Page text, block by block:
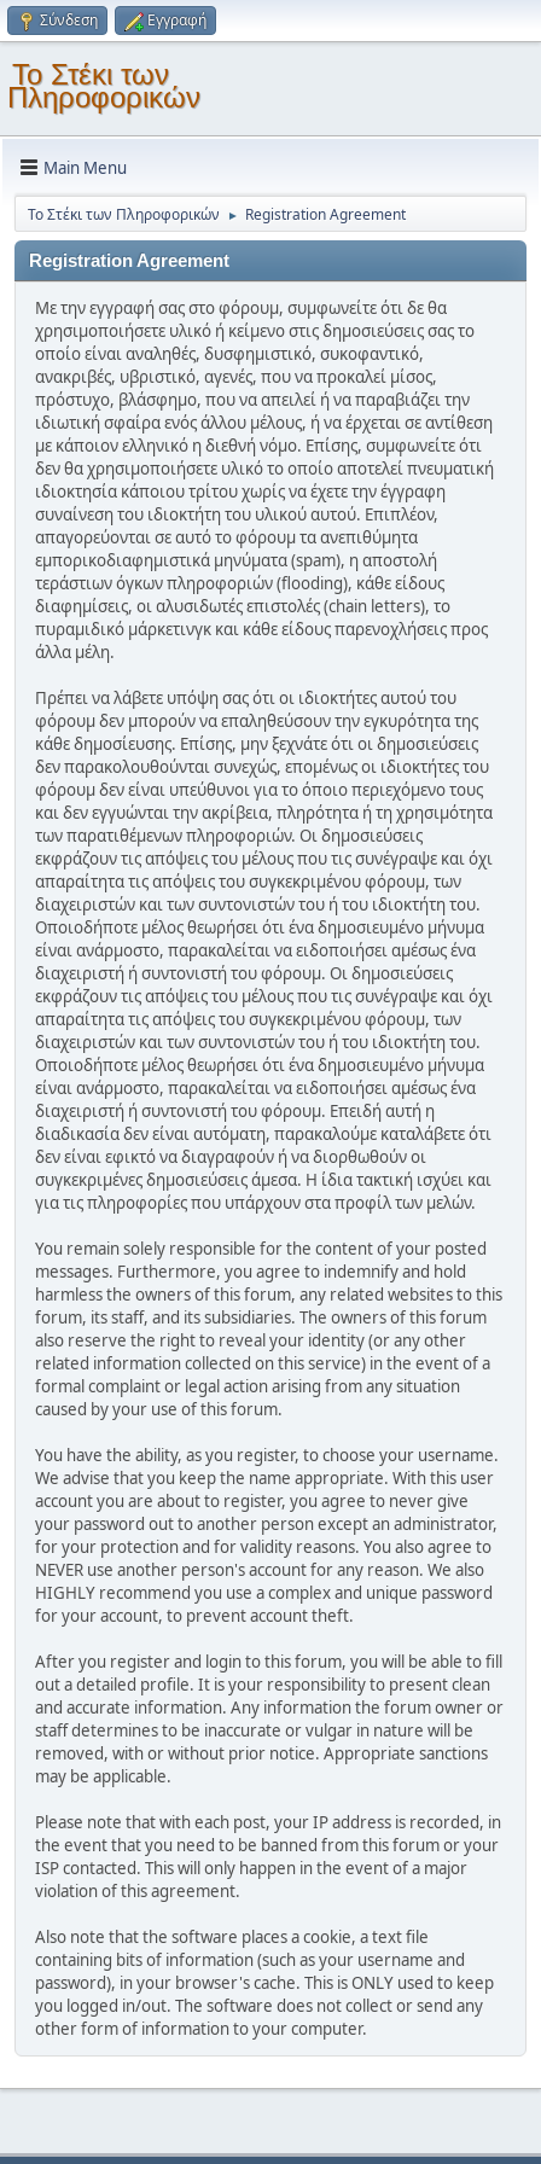
Σύνδεση Εγγραφή
Το Στέκι των
Πληροφορικών
Main Menu
Το Στέκι των Πληροφορικών ► Registration Agreement
Registration Agreement
Με την εγγραφή σας στο φόρουμ, συμφωνείτε ότι δε θα
χρησιμοποιήσετε υλικό ή κείμενο στις δημοσιεύσεις σας το
οποίο είναι αναληθές, δυσφημιστικό, συκοφαντικό,
ανακριβές, υβριστικό, αγενές, που να προκαλεί μίσος,
πρόστυχο, βλάσφημο, που να απειλεί ή να παραβιάζει την
ιδιωτική σφαίρα ενός άλλου μέλους, ή να έρχεται σε αντίθεση
με κάποιον ελληνικό η διεθνή νόμο. Επίσης, συμφωνείτε ότι
δεν θα χρησιμοποιήσετε υλικό το οποίο αποτελεί πνευματική
ιδιοκτησία κάποιου τρίτου χωρίς να έχετε την έγγραφη
συναίνεση του ιδιοκτήτη του υλικού αυτού. Επιπλέον,
απαγορεύονται σε αυτό το φόρουμ τα ανεπιθύμητα
εμπορικοδιαφημιστικά μηνύματα (spam), η αποστολή
τεράστιων όγκων πληροφοριών (flooding), κάθε είδους
διαφημίσεις, οι αλυσιδωτές επιστολές (chain letters), το
πυραμιδικό μάρκετινγκ και κάθε είδους παρενοχλήσεις προς
άλλα μέλη.
Πρέπει να λάβετε υπόψη σας ότι οι ιδιοκτήτες αυτού του
φόρουμ δεν μπορούν να επαληθεύσουν την εγκυρότητα της
κάθε δημοσίευσης. Επίσης, μην ξεχνάτε ότι οι δημοσιεύσεις
δεν παρακολουθούνται συνεχώς, επομένως οι ιδιοκτήτες του
φόρουμ δεν είναι υπεύθυνοι για το όποιο περιεχόμενο τους
και δεν εγγυώνται την ακρίβεια, πληρότητα ή τη χρησιμότητα
των παρατιθέμενων πληροφοριών. Οι δημοσιεύσεις
εκφράζουν τις απόψεις του μέλους που τις συνέγραψε και όχι
απαραίτητα τις απόψεις του συγκεκριμένου φόρουμ, των
διαχειριστών και των συντονιστών του ή του ιδιοκτήτη του.
Οποιοδήποτε μέλος θεωρήσει ότι ένα δημοσιευμένο μήνυμα
είναι ανάρμοστο, παρακαλείται να ειδοποιήσει αμέσως ένα
διαχειριστή ή συντονιστή του φόρουμ. Οι δημοσιεύσεις
εκφράζουν τις απόψεις του μέλους που τις συνέγραψε και όχι
απαραίτητα τις απόψεις του συγκεκριμένου φόρουμ, των
διαχειριστών και των συντονιστών του ή του ιδιοκτήτη του.
Οποιοδήποτε μέλος θεωρήσει ότι ένα δημοσιευμένο μήνυμα
είναι ανάρμοστο, παρακαλείται να ειδοποιήσει αμέσως ένα
διαχειριστή ή συντονιστή του φόρουμ. Επειδή αυτή η
διαδικασία δεν είναι αυτόματη, παρακαλούμε καταλάβετε ότι
δεν είναι εφικτό να διαγραφούν ή να διορθωθούν οι
συγκεκριμένες δημοσιεύσεις άμεσα. Η ίδια τακτική ισχύει και
για τις πληροφορίες που υπάρχουν στα προφίλ των μελών.
You remain solely responsible for the content of your posted
messages. Furthermore, you agree to indemnify and hold
harmless the owners of this forum, any related websites to this
forum, its staff, and its subsidiaries. The owners of this forum
also reserve the right to reveal your identity (or any other
related information collected on this service) in the event of a
formal complaint or legal action arising from any situation
caused by your use of this forum.
You have the ability, as you register, to choose your username.
We advise that you keep the name appropriate. With this user
account you are about to register, you agree to never give
your password out to another person except an administrator,
for your protection and for validity reasons. You also agree to
NEVER use another person's account for any reason. We also
HIGHLY recommend you use a complex and unique password
for your account, to prevent account theft.
After you register and login to this forum, you will be able to fill
out a detailed profile. It is your responsibility to present clean
and accurate information. Any information the forum owner or
staff determines to be inaccurate or vulgar in nature will be
removed, with or without prior notice. Appropriate sanctions
may be applicable.
Please note that with each post, your IP address is recorded, in
the event that you need to be banned from this forum or your
ISP contacted. This will only happen in the event of a major
violation of this agreement.
Also note that the software places a cookie, a text file
containing bits of information (such as your username and
password), in your browser's cache. This is ONLY used to keep
you logged in/out. The software does not collect or send any
other form of information to your computer.